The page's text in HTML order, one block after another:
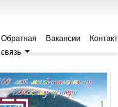
Обратная
связь
Вакансии